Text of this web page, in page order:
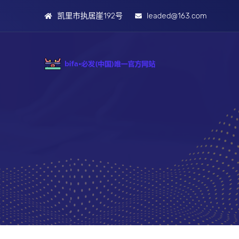
凯里市执居崖192号 leaded@163.com